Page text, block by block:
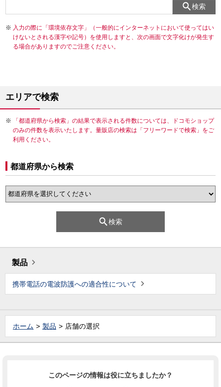
検索
入力の際に「環境依存文字」（一般的にインターネットにおいて使ってはい
けないとされる漢字や記号）を使用しますと、次の画面で文字化けが発生す
る場合がありますのでご注意ください。
エリアで検索
「都道府県から検索」の結果で表示される件数については、ドコモショップ
のみの件数を表示いたします。量販店の検索は「フリーワードで検索」をご
利用ください。
都道府県から検索
検索
製品
携帯電話の電波防護への適合性について
ホーム 製品 店舗の選択
このページの情報は役に立ちましたか？